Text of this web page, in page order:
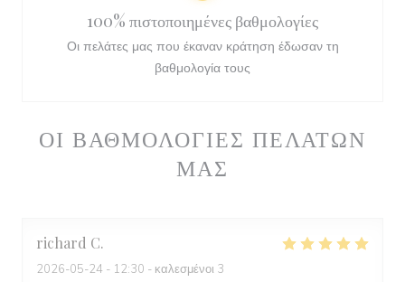
ΟΙ ΒΑΘΜΟΛΟΓΊΕΣ ΠΕΛΑΤΏΝ
ΜΑΣ
richard C
2026-05-24 - 12:30 - καλεσμένοι 3
100% πιστοποιημένες βαθμολογίες
Οι πελάτες μας που έκαναν κράτηση έδωσαν τη
βαθμολογία τους